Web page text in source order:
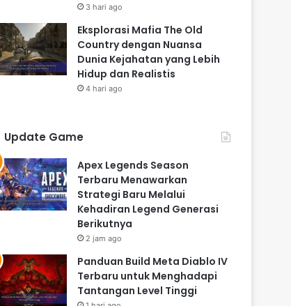
3 hari ago
Eksplorasi Mafia The Old
Country dengan Nuansa
Dunia Kejahatan yang Lebih
Hidup dan Realistis
4 hari ago
Update Game
Apex Legends Season
Terbaru Menawarkan
Strategi Baru Melalui
Kehadiran Legend Generasi
Berikutnya
2 jam ago
Panduan Build Meta Diablo IV
Terbaru untuk Menghadapi
Tantangan Level Tinggi